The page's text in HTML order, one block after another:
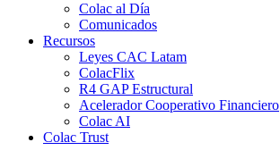
Colac al Día
Comunicados
Recursos
Leyes CAC Latam
ColacFlix
R4 GAP Estructural
Acelerador Cooperativo Financiero
Colac AI
Colac Trust